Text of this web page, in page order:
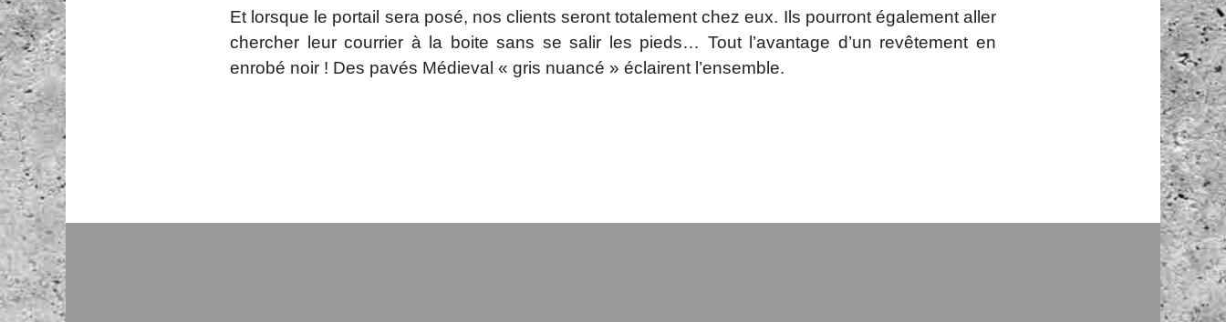
Et lorsque le portail sera posé, nos clients seront totalement chez eux. Ils pourront également aller
chercher leur courrier à la boite sans se salir les pieds… Tout l’avantage d’un revêtement en
enrobé noir ! Des pavés Médieval « gris nuancé » éclairent l’ensemble.